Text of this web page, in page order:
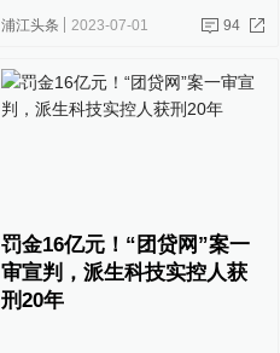
浦江头条 2023-07-01 94
罚金16亿元！“团贷网”案一
审宣判，派生科技实控人获
刑20年